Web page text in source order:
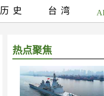
热点聚焦
历史 台湾